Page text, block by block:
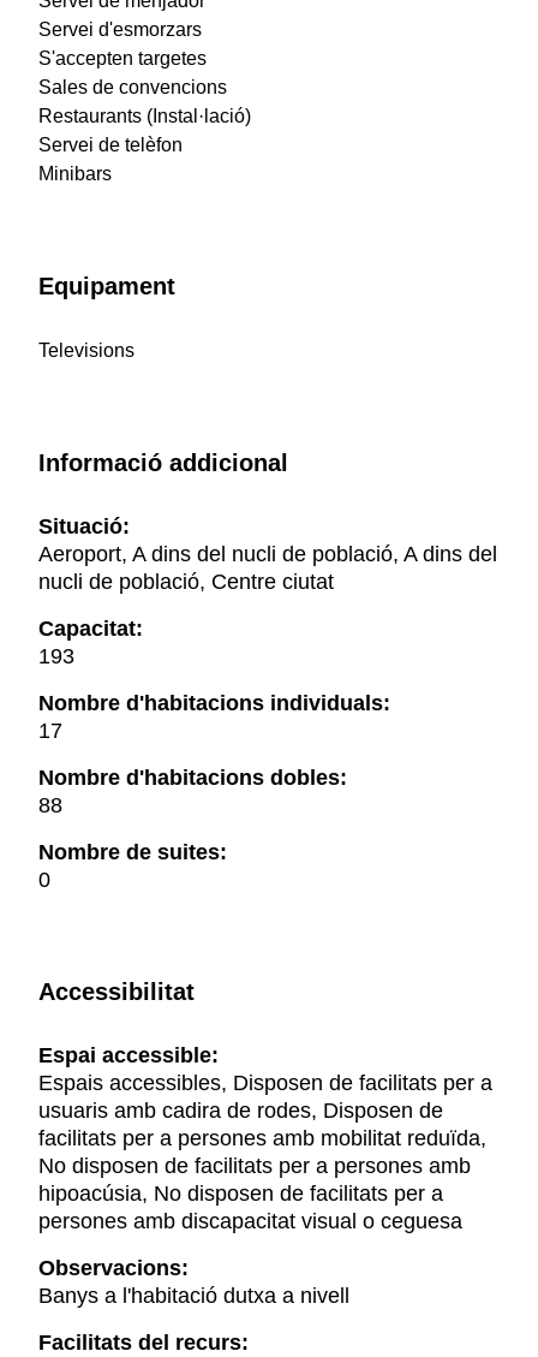
Servei d'esmorzars
S'accepten targetes
Sales de convencions
Restaurants (Instal·lació)
Servei de telèfon
Minibars
Equipament
Televisions
Informació addicional
Situació:
Aeroport, A dins del nucli de població, A dins del
nucli de població, Centre ciutat
Capacitat:
193
Nombre d'habitacions individuals:
17
Nombre d'habitacions dobles:
88
Nombre de suites:
0
Accessibilitat
Espai accessible:
Espais accessibles, Disposen de facilitats per a
usuaris amb cadira de rodes, Disposen de
facilitats per a persones amb mobilitat reduïda,
No disposen de facilitats per a persones amb
hipoacúsia, No disposen de facilitats per a
persones amb discapacitat visual o ceguesa
Observacions:
Banys a l'habitació dutxa a nivell
Facilitats del recurs: